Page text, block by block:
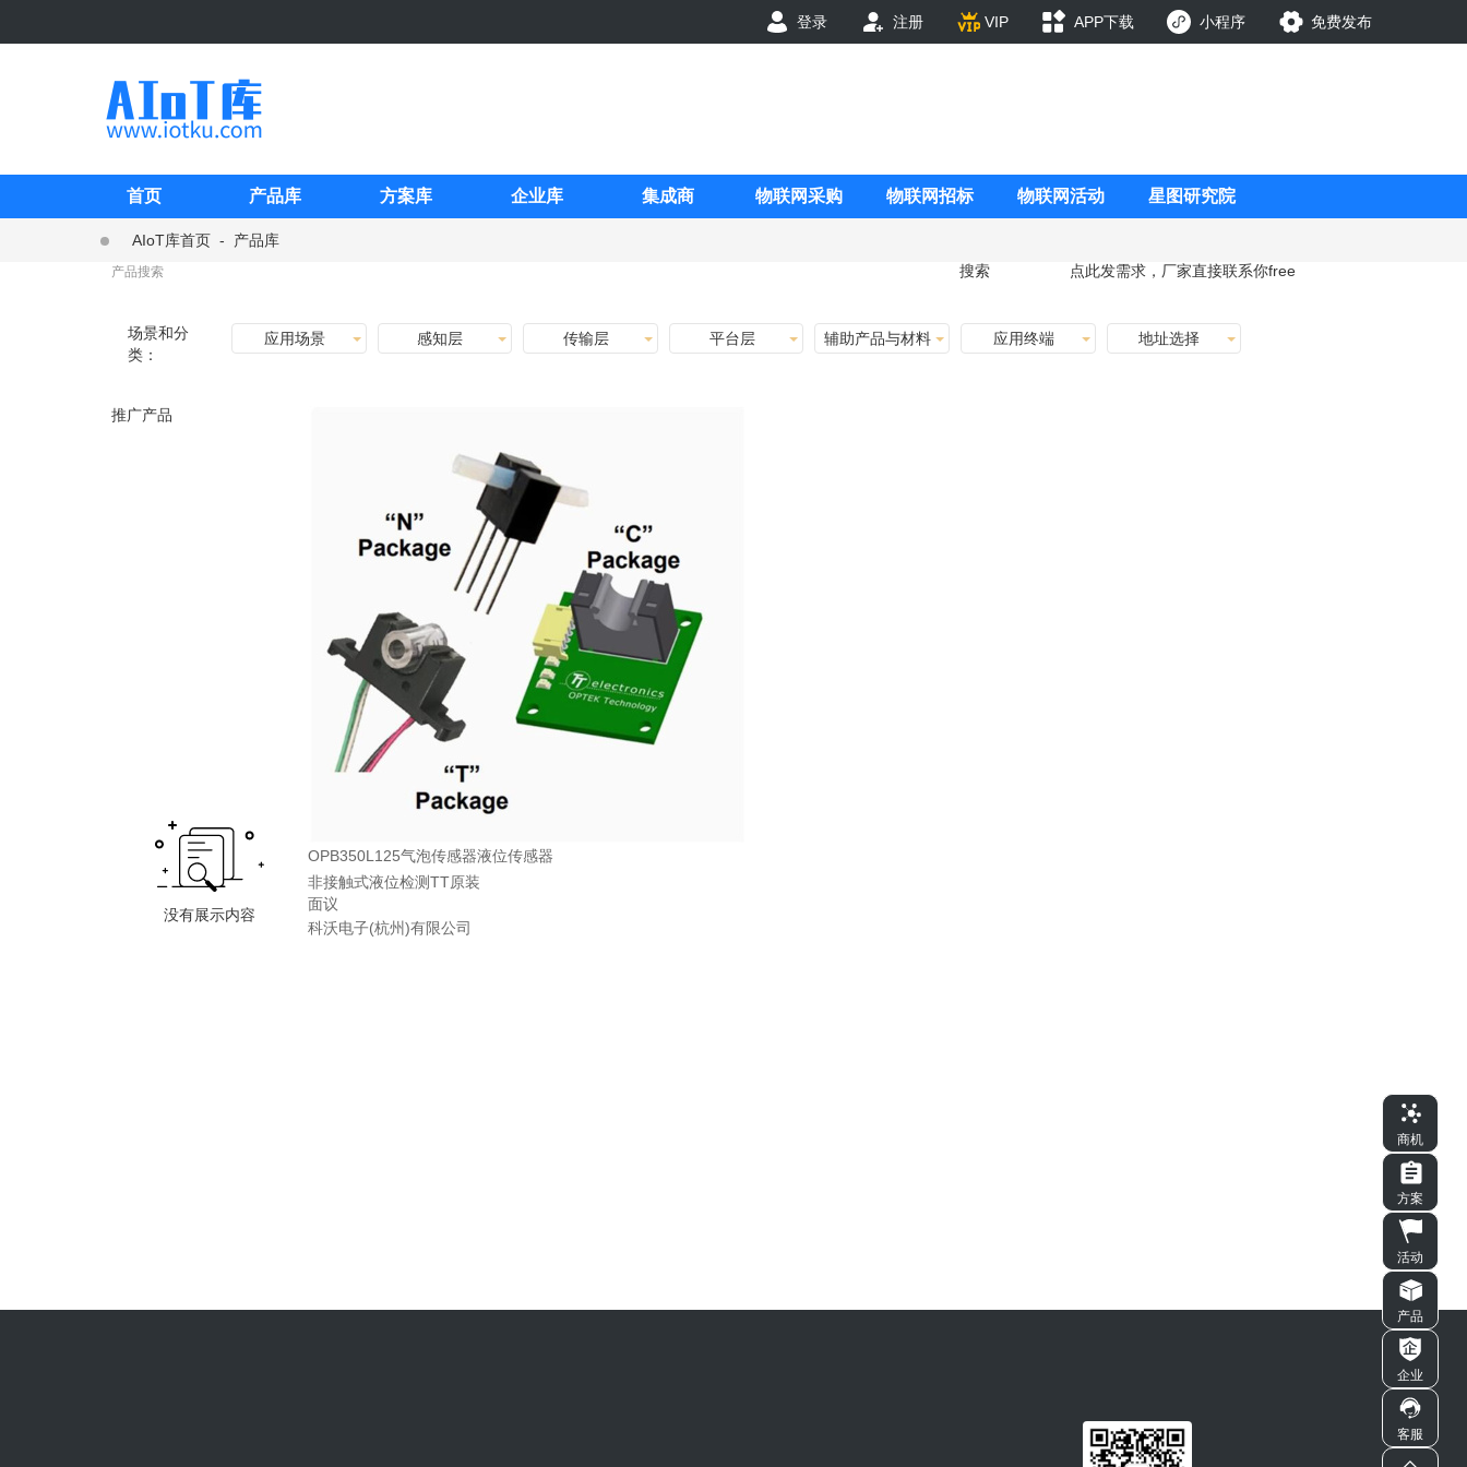
登录 注册 VIP APP下载 小程序 免费发布
首页 产品库 方案库 企业库 集成商 物联网采购 物联网招标 物联网活动 星图研究院
AIoT库首页 -
产品库
搜索
点此发需求，厂家直接联系你free
场景和分
类：
应用场景 感知层 传输层 平台层 辅助产品与材料 应用终端 地址选择
推广产品
OPB350L125气泡传感器液位传感器
非接触式液位检测TT原装
面议
科沃电子(杭州)有限公司
商机
方案
活动
产品
企业
客服